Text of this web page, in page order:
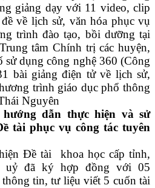
giảng dạy với 11 video, clip
về lịch sử, văn hóa phục vụ
trình đào tạo, bồi dưỡng tại
tâm Chính trị các huyện,
sử dụng công nghệ 360 (Công
bài giảng điện tử về lịch sử,
trình giáo dục phổ thông
Nguyên
dẫn thực hiện và sử
tài phục vụ công tác tuyên
Đề tài khoa học cấp tỉnh,
uỷ đã ký hợp đồng với 05
tin, tư liệu viết 5 cuốn tài